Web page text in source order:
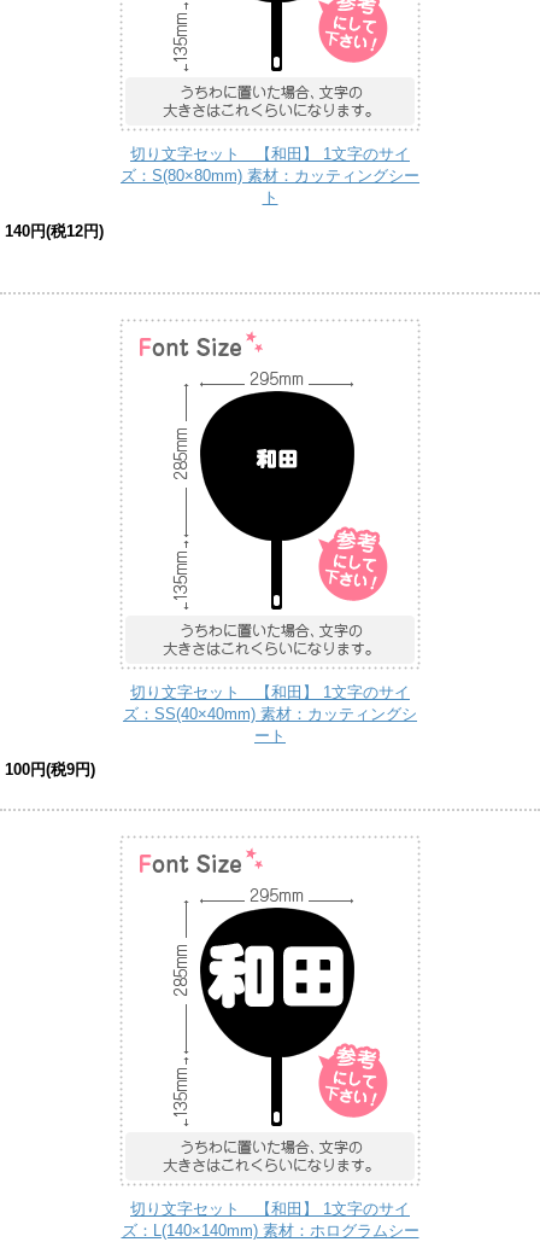
切り文字セット 【和田】 1文字のサイ
ズ：S(80×80mm) 素材：カッティングシー
ト
140円(税12円)
切り文字セット 【和田】 1文字のサイ
ズ：SS(40×40mm) 素材：カッティングシ
ート
100円(税9円)
切り文字セット 【和田】 1文字のサイ
ズ：L(140×140mm) 素材：ホログラムシー